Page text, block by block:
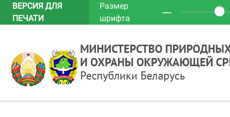
ВЕРСИЯ ДЛЯ
ПЕЧАТИ
Размер
шрифта
─